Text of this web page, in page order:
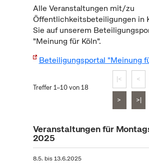
Alle Veranstaltungen mit/zu
Öffentlichkeitsbeteiligungen in
Sie auf unserem
"Meinung für Köln".
Beteiligungsportal "Meinung
Treffer 1–10 von 18
|< <
> >|
Veranstaltungen für
2025
8.5. bis13.6.2025